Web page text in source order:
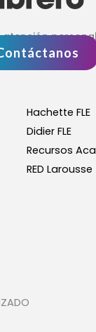
atención
Hachette FLE
Didier FLE
Recursos
RED Larousse